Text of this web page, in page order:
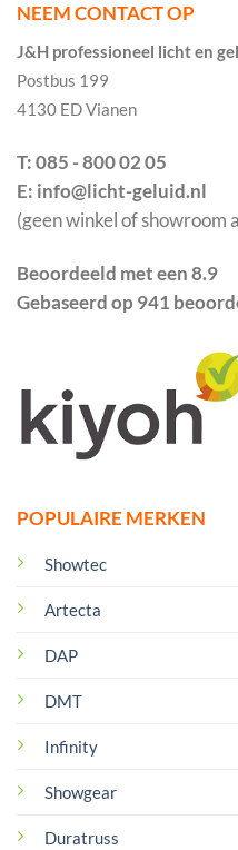
POPULAIRE MERKEN
Showtec
Artecta
DAP
DMT
Infinity
Showgear
Duratruss
NEEM CONTACT OP
J&H professioneel licht en
Postbus 199
4130 ED Vianen
T: 085 - 800 02 05
E: info@licht-geluid.nl
(geen winkel of showroom
Beoordeeld met een 8.9
Gebaseerd op 941